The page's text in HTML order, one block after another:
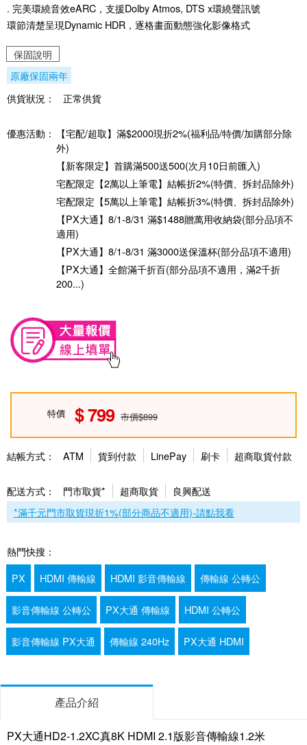
. 完美環繞音效eARC，支援Dolby Atmos, DTS x環繞聲訊號
環節清楚呈現Dynamic HDR，逐格畫面動態強化影像格式
保固說明
原廠保固兩年
供貨狀況：
正常供貨
優惠活動：
【宅配/超取】滿$2000現折2%(福利品/特價/加購部分除
外)
【新客限定】首購滿500送500(次月10日前匯入)
宅配限定【2萬以上筆電】結帳折2%(特價、拆封品除外)
宅配限定【5萬以上筆電】結帳折3%(特價、拆封品除外)
【PX大通】8/1-8/31 滿$1488贈萬用收納袋(部分品項不
適用)
【PX大通】8/1-8/31 滿3000送保溫杯(部分品項不適用)
【PX大通】全館滿千折百(部分品項不適用，滿2千折
200...)
特價 799 市價$899
結帳方式： ATM 貨到付款 LinePay 刷卡 超商取貨付款
配送方式： 門市取貨* 超商取貨
良興配送
*滿千元門市取貨現折1%(部分商品不適用)-請點我看
熱門快搜：
PX
HDMI 傳輸線 HDMI 影音傳輸線 傳輸線 公轉公
影音傳輸線 公轉公 PX大通 傳輸線 HDMI 公轉公
影音傳輸線 PX大通 傳輸線 240Hz PX大通 HDMI
產品介紹
PX大通HD2-1.2XC真8K HDMI 2.1版影音傳輸線1.2米